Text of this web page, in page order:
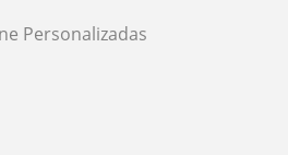
Personalizadas